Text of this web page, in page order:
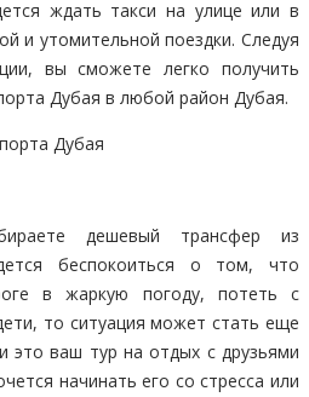
ждать такси на улице или в
и утомительной поездки. Следуя
вы сможете легко получить
Дубая в любой район Дубая.
дешевый трансфер из
беспокоиться о том, что
в жаркую погоду, потеть с
то ситуация может стать еще
это ваш тур на отдых с друзьями
начинать его со стресса или